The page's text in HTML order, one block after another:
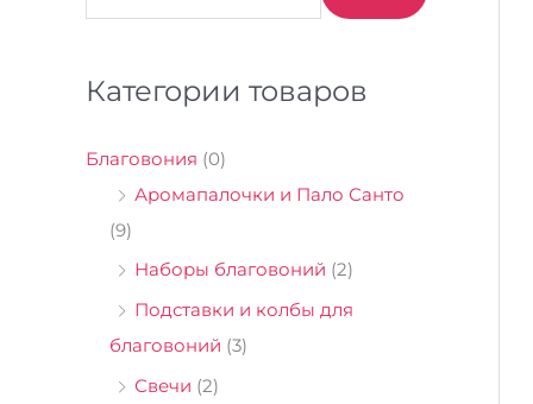
ц
н
я
е
Категории товаров
Благовония (0)
Аромапалочки и Пало Санто
(9)
Наборы благовоний (2)
Подставки и колбы для
благовоний (3)
Свечи (2)